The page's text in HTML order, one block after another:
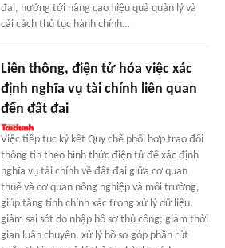
đai, hướng tới nâng cao hiệu quả quản lý và
cải cách thủ tục hành chính…
Liên thông, điện tử hóa việc xác
định nghĩa vụ tài chính liên quan
đến đất đai
Việc tiếp tục ký kết Quy chế phối hợp trao đổi
thông tin theo hình thức điện tử để xác định
nghĩa vụ tài chính về đất đai giữa cơ quan
thuế và cơ quan nông nghiệp và môi trường,
giúp tăng tính chính xác trong xử lý dữ liệu,
giảm sai sót do nhập hồ sơ thủ công; giảm thời
gian luân chuyển, xử lý hồ sơ góp phần rút